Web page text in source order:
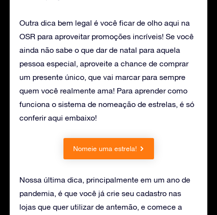
Outra dica bem legal é você ficar de olho aqui na
OSR para aproveitar promoções incríveis! Se você
ainda não sabe o que dar de natal para aquela
pessoa especial, aproveite a chance de comprar
um presente único, que vai marcar para sempre
quem você realmente ama! Para aprender como
funciona o sistema de nomeação de estrelas, é só
conferir aqui embaixo!
Nomeie uma estrela!
Nossa última dica, principalmente em um ano de
pandemia, é que você já crie seu cadastro nas
lojas que quer utilizar de antemão, e comece a